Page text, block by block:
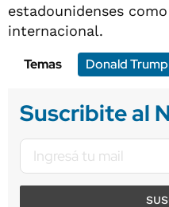
estadounidenses
internacional.
Temas
Donald Trump
Suscribite al